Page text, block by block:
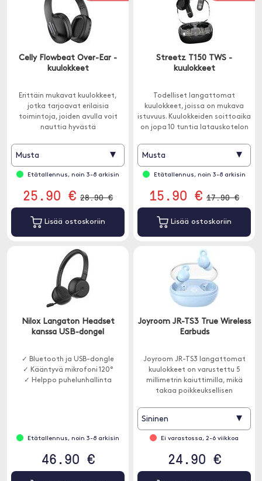
Celly Flowbeat Over-Ear -
kuulokkeet
Erittäin mukavat kuulokkeet,
jotka tarjoavat erilaisia
toimintoja, joiden avulla voit
nauttia hyvästä
Musta ▾
Etätallennus, noin 3-8 arkisin
25.90 € 28.90 €
Lisää ostoskoriin
Streetz T150 TWS -
kuulokkeet
Todelliset langattomat
kuulokkeet, joissa on mukava
istuvuus. Kuulokkeiden soittoaika
on jopa 10 tuntia latauskotelon
Musta ▾
Etätallennus, noin 3-8 arkisin
15.90 € 17.90 €
Lisää ostoskoriin
Nilox Langaton Headset
kanssa USB-dongel
✓ Bluetooth ja USB-dongle
✓ Kääntyvä mikrofoni 120°
✓ Helppo puhelunhallinta
Etätallennus, noin 3-8 arkisin
46.90 €
Joyroom JR-TS3 True Wireless
Earbuds
Joyroom JR-TS3 langattomat
kuulokkeet on varustettu 5
millimetrin kaiuttimilla, mikä
takaa poikkeuksellisen
Sininen ▾
Ei varastossa, 2-6 viikkoa
24.90 €